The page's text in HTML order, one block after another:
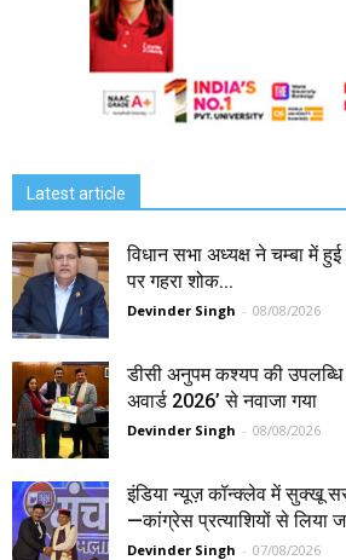
Latest article
विधान सभा अध्यक्ष ने चम्बा में
पर गहरा शोक...
Devinder Singh - 08/08/2026
डीसी अनुपम कश्यप की उपलब्धि
अवार्ड 2026’ से नवाजा गया
Devinder Singh - 08/08/2026
इंडिया न्यूज़ कॉन्क्लेव में सुक्खू
—कांग्रेस प्रत्याशियों से लिया
Devinder Singh - 07/08/2026